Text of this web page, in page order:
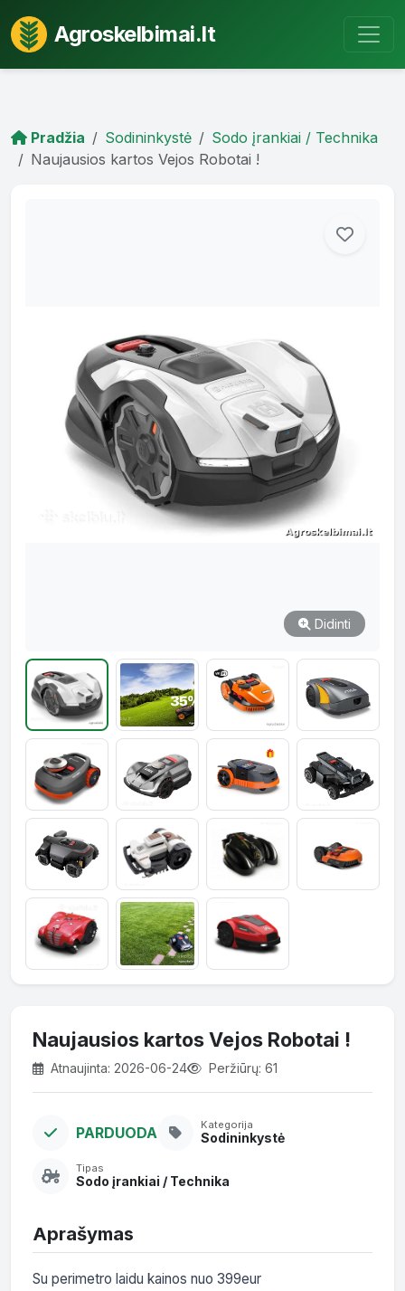
Agroskelbimai.lt
Pradžia Sodininkystė
Sodo įrankiai / Technika
Naujausios kartos Vejos Robotai !
Didinti
Naujausios kartos Vejos Robotai !
Atnaujinta: 2026-06-24 Peržiūrų: 61
PARDUODA Kategorija
Sodininkystė
Tipas
Sodo įrankiai / Technika
Aprašymas
Su perimetro laidu kainos nuo 399eur